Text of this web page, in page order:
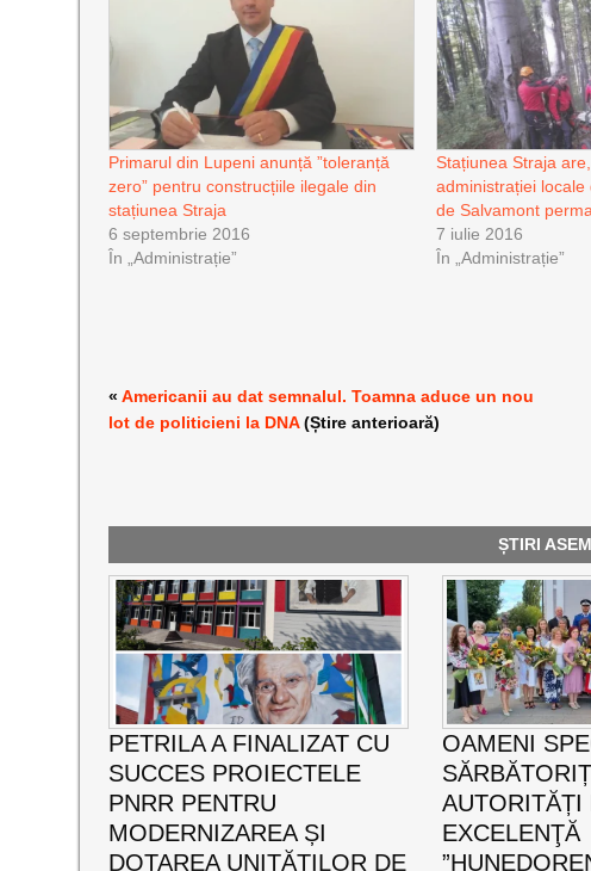
Primarul din Lupeni anunță ”toleranță
zero” pentru construcțiile ilegale din
stațiunea Straja
6 septembrie 2016
În „Administrație”
Stațiunea Straja
administrației
de Salvamont
7 iulie 2016
În „Administrație”
«Americanii au dat semnalul. Toamna aduce un nou
lot de politicieni la DNA(Știre anterioară)
ȘTIRI
PETRILA A FINALIZAT CU
SUCCES PROIECTELE
PNRR PENTRU
MODERNIZAREA ȘI
DOTAREA UNITĂȚILOR DE
OAMENI
AUTORITĂȚI
EXCELENŢĂ